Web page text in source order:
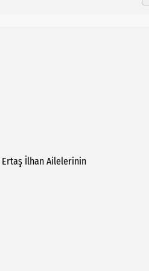
Ertaş İlhan Ailelerinin